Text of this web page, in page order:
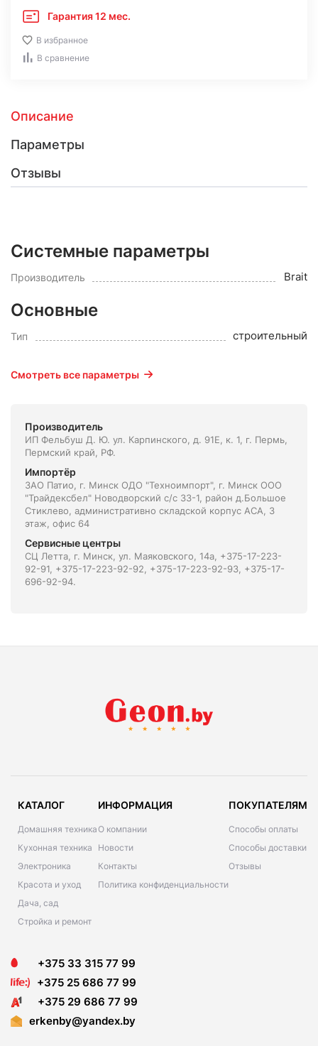
Гарантия 12 мес.
В избранное
В сравнение
Описание
Параметры
Отзывы
Системные параметры
Производитель Brait
Основные
Тип строительный
Смотреть все параметры
Производитель
ИП Фельбуш Д. Ю. ул. Карпинского, д. 91Е, к. 1, г. Пермь,
Пермский край, РФ.
Импортёр
ЗАО Патио, г. Минск ОДО "Техноимпорт", г. Минск ООО
"Трайдексбел" Новодворский с/с 33-1, район д.Большое
Стиклево, административно складской корпус АСА, 3
этаж, офис 64
Сервисные центры
СЦ Летта, г. Минск, ул. Маяковского, 14а, +375-17-223-
92-91, +375-17-223-92-92, +375-17-223-92-93, +375-17-
696-92-94.
КАТАЛОГ
Домашняя техника
Кухонная техника
Электроника
Красота и уход
Дача, сад
Стройка и ремонт
ИНФОРМАЦИЯ
О компании
Новости
Контакты
Политика конфиденциальности
ПОКУПАТЕЛЯМ
Способы оплаты
Способы доставки
Отзывы
+375 33 315 77 99
+375 25 686 77 99
+375 29 686 77 99
erkenby@yandex.by